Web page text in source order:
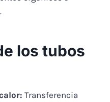
los tubos
Transferencia